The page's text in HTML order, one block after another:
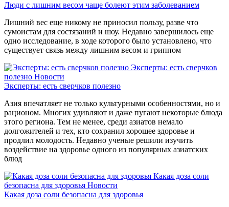
Люди с лишним весом чаще болеют этим заболеванием
Лишний вес еще никому не приносил пользу, разве что
сумоистам для состязаний и шоу. Недавно завершилось еще
одно исследование, в ходе которого было установлено, что
существует связь между лишним весом и гриппом
Эксперты: есть сверчков
полезно Новости
Эксперты: есть сверчков полезно
Азия впечатляет не только культурными особенностями, но и
рационом. Многих удивляют и даже пугают некоторые блюда
этого региона. Тем не менее, среди азиатов немало
долгожителей и тех, кто сохранил хорошее здоровье и
продлил молодость. Недавно ученые решили изучить
воздействие на здоровье одного из популярных азиатских
блюд
Какая доза соли
безопасна для здоровья Новости
Какая доза соли безопасна для здоровья